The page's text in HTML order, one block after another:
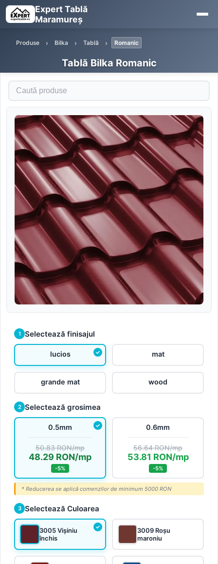
Expert Tablă
Maramureș
Produse Bilka Tablă Romanic
Tablă Bilka Romanic
Caută produse
1 Selectează finisajul
lucios mat
grande mat wood
2 Selectează grosimea
0.5mm
50.83 RON/mp
48.29 RON/mp
-5%
0.6mm
56.64 RON/mp
53.81 RON/mp
-5%
* Reducerea se aplică comenzilor de minimum 5000 RON
3 Selectează Culoarea
3005 Vișiniu
închis
3009 Roșu
maroniu